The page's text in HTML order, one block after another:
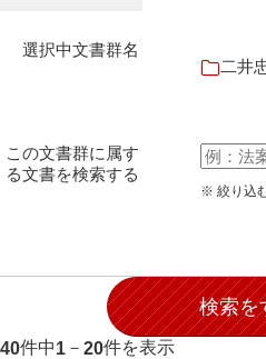
市川家文書(千葉県)
厳島神社念仏踊堅田
出羽家文書
選択中文書群名
二井
この文書群に属す
る文書を検索する
※ 絞り込
40件中1 － 20件を表示